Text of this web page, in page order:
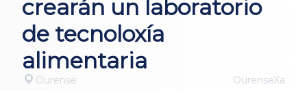
crearán un laboratorio
de tecnoloxía
alimentaria
Ourense OurenseXa